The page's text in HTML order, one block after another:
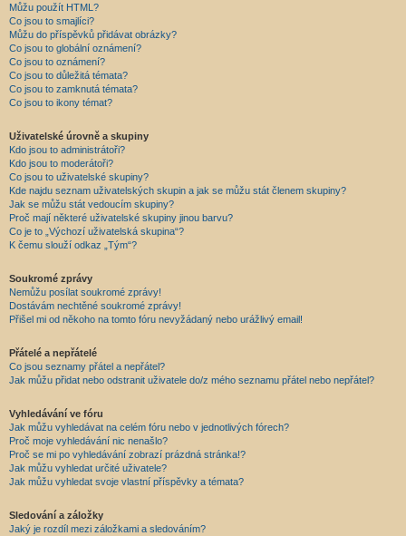
Můžu použít HTML?
Co jsou to smajlíci?
Můžu do příspěvků přidávat obrázky?
Co jsou to globální oznámení?
Co jsou to oznámení?
Co jsou to důležitá témata?
Co jsou to zamknutá témata?
Co jsou to ikony témat?
Uživatelské úrovně a skupiny
Kdo jsou to administrátoři?
Kdo jsou to moderátoři?
Co jsou to uživatelské skupiny?
Kde najdu seznam uživatelských skupin a jak se můžu stát členem skupiny?
Jak se můžu stát vedoucím skupiny?
Proč mají některé uživatelské skupiny jinou barvu?
Co je to „Výchozí uživatelská skupina“?
K čemu slouží odkaz „Tým“?
Soukromé zprávy
Nemůžu posílat soukromé zprávy!
Dostávám nechtěné soukromé zprávy!
Přišel mi od někoho na tomto fóru nevyžádaný nebo urážlivý email!
Přátelé a nepřátelé
Co jsou seznamy přátel a nepřátel?
Jak můžu přidat nebo odstranit uživatele do/z mého seznamu přátel nebo nepřátel?
Vyhledávání ve fóru
Jak můžu vyhledávat na celém fóru nebo v jednotlivých fórech?
Proč moje vyhledávání nic nenašlo?
Proč se mi po vyhledávání zobrazí prázdná stránka!?
Jak můžu vyhledat určité uživatele?
Jak můžu vyhledat svoje vlastní příspěvky a témata?
Sledování a záložky
Jaký je rozdíl mezi záložkami a sledováním?